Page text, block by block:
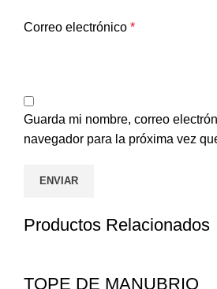
Correo electrónico *
Guarda mi nombre, correo
navegador para la próxima vez
Productos Relacionados
TOPE DE MANUBRIO